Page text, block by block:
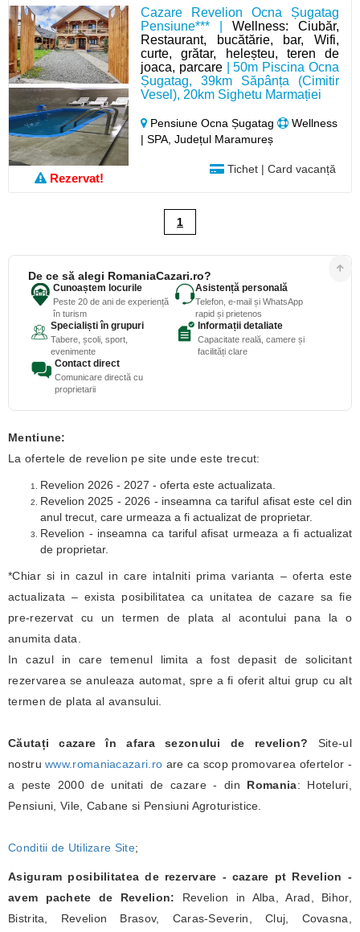
Rezervat!
Cazare Revelion Ocna Șugatag
Pensiune*** |Wellness: Ciubăr,
Restaurant, bucătărie, bar, Wifi,
curte, grătar, heleșteu, teren de
joaca, parcare| 50m Piscina Ocna
Șugatag, 39km Săpânța (Cimitir
Vesel), 20km Sighetu Marmației
Pensiune Ocna Șugatag
Wellness
| SPA, Județul Maramureș
Tichet | Card vacanță
1
De ce să alegi RomaniaCazari.ro?
Cunoaștem locurile
Peste 20 de ani de experiență
în turism
Asistență personală
Telefon, e-mail și WhatsApp
rapid și prietenos
Specialiști în grupuri
Tabere, școli, sport,
evenimente
Informații detaliate
Capacitate reală, camere și
facilități clare
Contact direct
Comunicare directă cu
proprietarii
Mentiune:
La ofertele de revelion pe site unde este trecut:
Revelion 2026 - 2027 - oferta este actualizata.
Revelion 2025 - 2026 - inseamna ca tariful afisat este cel din
anul trecut, care urmeaza a fi actualizat de proprietar.
Revelion - inseamna ca tariful afisat urmeaza a fi actualizat
de proprietar.
*Chiar si in cazul in care intalniti prima varianta – oferta este
actualizata – exista posibilitatea ca unitatea de cazare sa fie
pre-rezervat cu un termen de plata al acontului pana la o
anumita data.
In cazul in care temenul limita a fost depasit de solicitant
rezervarea se anuleaza automat, spre a fi oferit altui grup cu alt
termen de plata al avansului.
Căutați cazare în afara sezonului de revelion? Site-ul
nostruwww.romaniacazari.ro are ca scop promovarea ofertelor -
a peste 2000 de unitati de cazare - din Romania: Hoteluri,
Pensiuni, Vile, Cabane si Pensiuni Agroturistice.
Conditii de Utilizare Site;
Asiguram posibilitatea de rezervare - cazare pt Revelion -
avem pachete de Revelion: Revelion in Alba, Arad, Bihor,
Bistrita, Revelion Brasov, Caras-Severin, Cluj, Covasna,